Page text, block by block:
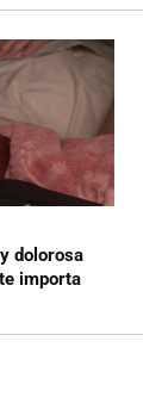
dolorosa
importa